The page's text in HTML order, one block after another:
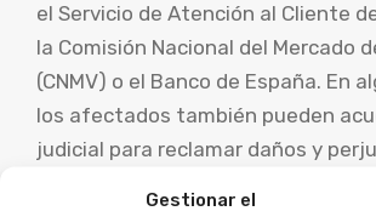
Gestionar el
el Servicio de Atención al Cliente
la Comisión Nacional del Mercado
(CNMV) o el Banco de España. En
los afectados también pueden
judicial para reclamar daños y